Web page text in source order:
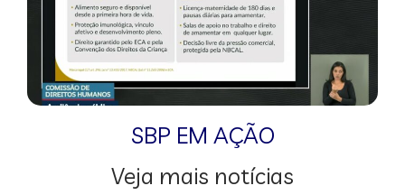
SBP EM AÇÃO
Veja mais notícias